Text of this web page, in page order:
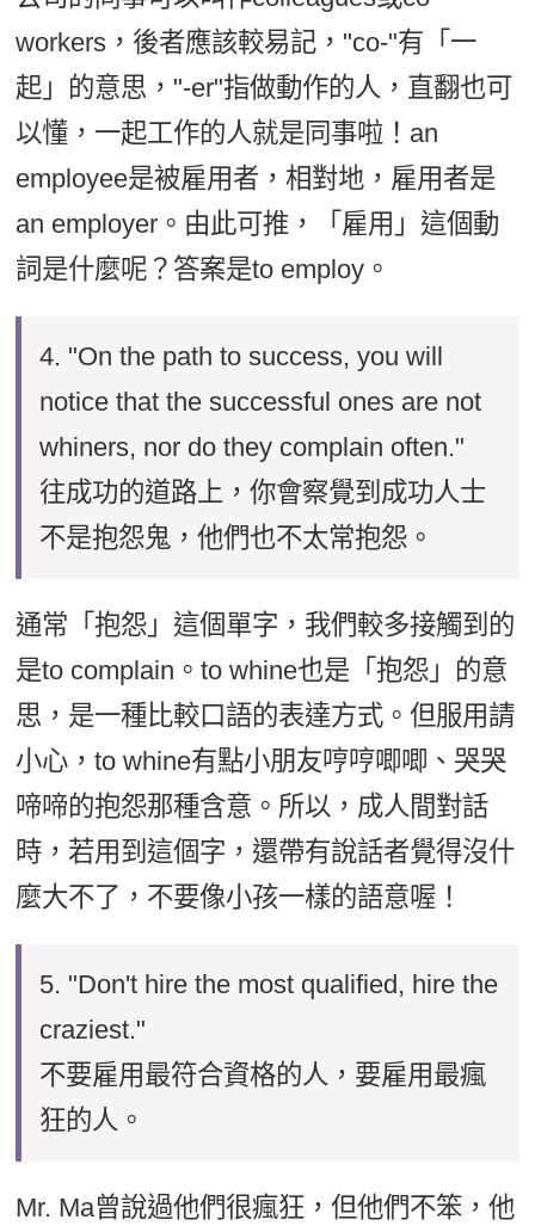
workers，後者應該較易記，"co-"有「一
起」的意思，"-er"指做動作的人，直翻也可
以懂，一起工作的人就是同事啦！an
employee是被雇用者，相對地，雇用者是
an employer。由此可推，「雇用」這個動
詞是什麼呢？答案是to employ。
4. "On the path to success, you will
notice that the successful ones are not
whiners, nor do they complain often."
往成功的道路上，你會察覺到成功人士
不是抱怨鬼，他們也不太常抱怨。
通常「抱怨」這個單字，我們較多接觸到的
是to complain。to whine也是「抱怨」的意
思，是一種比較口語的表達方式。但服用請
小心，to whine有點小朋友哼哼唧唧、哭哭
啼啼的抱怨那種含意。所以，成人間對話
時，若用到這個字，還帶有說話者覺得沒什
麼大不了，不要像小孩一樣的語意喔！
5. "Don't hire the most qualified, hire the
craziest."
不要雇用最符合資格的人，要雇用最瘋
狂的人。
Mr. Ma曾說過他們很瘋狂，但他們不笨，他